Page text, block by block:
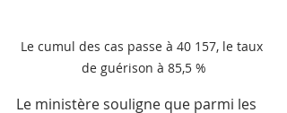
Le cumul des cas passe à 40 157, le taux
de guérison à 85,5 %
Le ministère souligne que parmi les